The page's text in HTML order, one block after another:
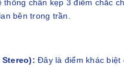
thống chân kẹp 3 điểm chắc
bên trong trần.
Đây là điểm khác biệt